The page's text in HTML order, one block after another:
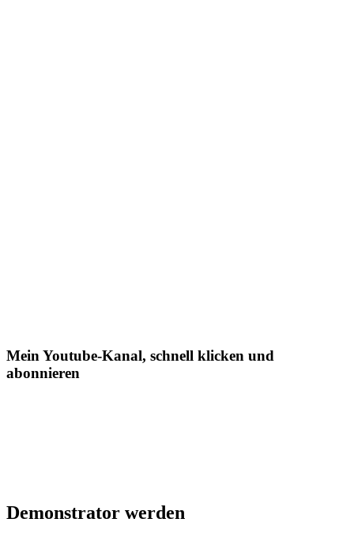
Mein Youtube-Kanal, schnell klicken und
abonnieren
Demonstrator werden